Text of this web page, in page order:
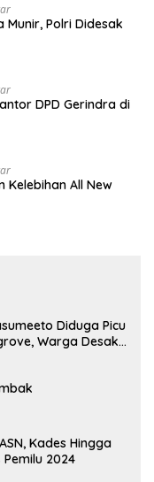
Munir, Polri Didesak
DPD Gerindra di
Kelebihan All New
Diduga Picu
Warga Desak
Kades Hingga
2024